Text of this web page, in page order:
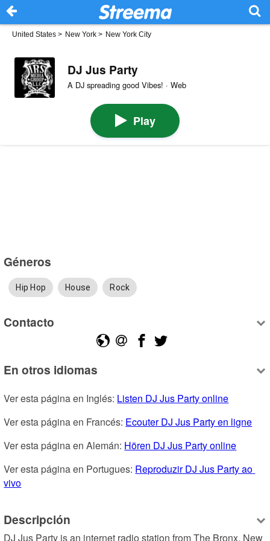
United States > New York > New York City
DJ Jus Party
A DJ spreading good Vibes! · Web
Play
Géneros
Hip Hop House Rock
Contacto
En otros idiomas
Ver esta página en Inglés: Listen DJ Jus Party online
Ver esta página en Francés: Ecouter DJ Jus Party en ligne
Ver esta página en Alemán: Hören DJ Jus Party online
Ver esta página en Portugues: Reproduzir DJ Jus Party ao
vivo
Descripción
DJ Jus Party is an internet radio station from The Bronx, New